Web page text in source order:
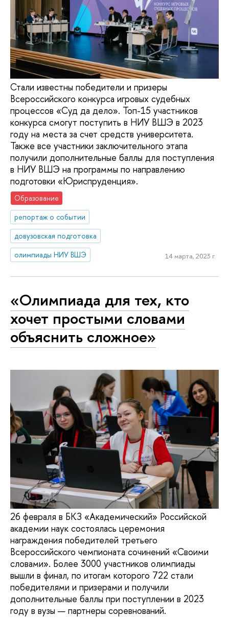
Стали известны победители и призеры
Всероссийского конкурса игровых судебных
процессов «Суд да дело». Топ-15 участников
конкурса смогут поступить в НИУ ВШЭ в 2023
году на места за счет средств университета.
Также все участники заключительного этапа
получили дополнительные баллы для поступления
в НИУ ВШЭ на программы по направлению
подготовки «Юриспруденция».
Образование
репортаж о событии
довузовская подготовка
олимпиады НИУ ВШЭ
14 марта, 2023 г.
«Олимпиада для тех, кто
хочет простыми словами
объяснить сложное»
26 февраля в БКЗ «Академический» Российской
академии наук состоялась церемония
награждения победителей третьего
Всероссийского чемпионата сочинений «Своими
словами». Более 3000 участников олимпиады
вышли в финал, по итогам которого 722 стали
победителями и призерами и получили
дополнительные баллы при поступлении в 2023
году в вузы — партнеры соревнований.